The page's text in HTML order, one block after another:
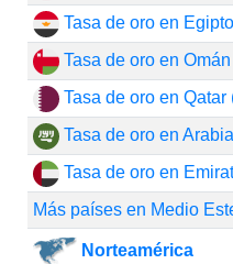
Tasa de oro en
Tasa de oro en
Tasa de oro en Qatar
Tasa de oro en
Tasa de oro en
Más países en Medio
Norteamérica